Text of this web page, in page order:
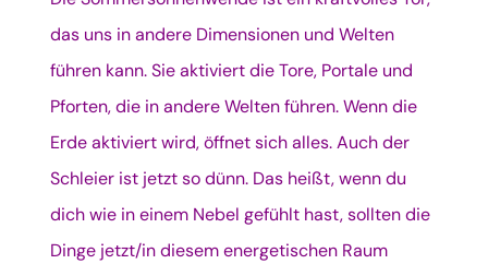
das uns in andere Dimensionen und Welten
führen kann. Sie aktiviert die Tore, Portale und
Pforten, die in andere Welten führen. Wenn die
Erde aktiviert wird, öffnet sich alles. Auch der
Schleier ist jetzt so dünn. Das heißt, wenn du
dich wie in einem Nebel gefühlt hast, sollten die
Dinge jetzt/in diesem energetischen Raum